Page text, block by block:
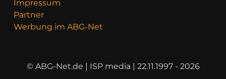
Impressum
Partner
Werbung im ABG-Net
© ABG-Net.de | ISP media | 22.11.1997 - 2026